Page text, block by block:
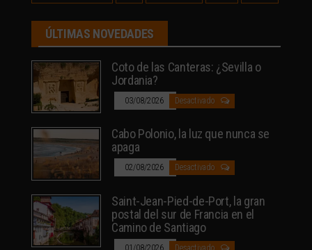
ÚLTIMAS NOVEDADES
Coto de las Canteras: ¿Sevilla o
Jordania?
03/08/2026 Desactivado
Cabo Polonio, la luz que nunca se
apaga
02/08/2026 Desactivado
Saint-Jean-Pied-de-Port, la gran
postal del sur de Francia en el
Camino de Santiago
01/08/2026 Desactivado